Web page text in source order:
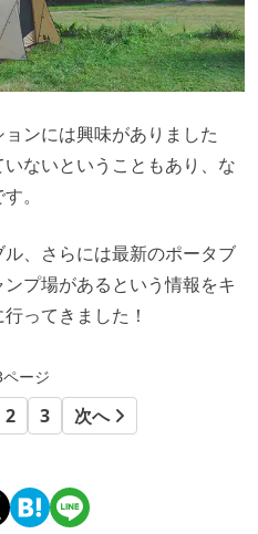
ンには興味がありました
ないということもあり、な
。
、さらには最新のポータブ
プ場があるという情報をキ
ってきました！
ージ
2 3 次へ